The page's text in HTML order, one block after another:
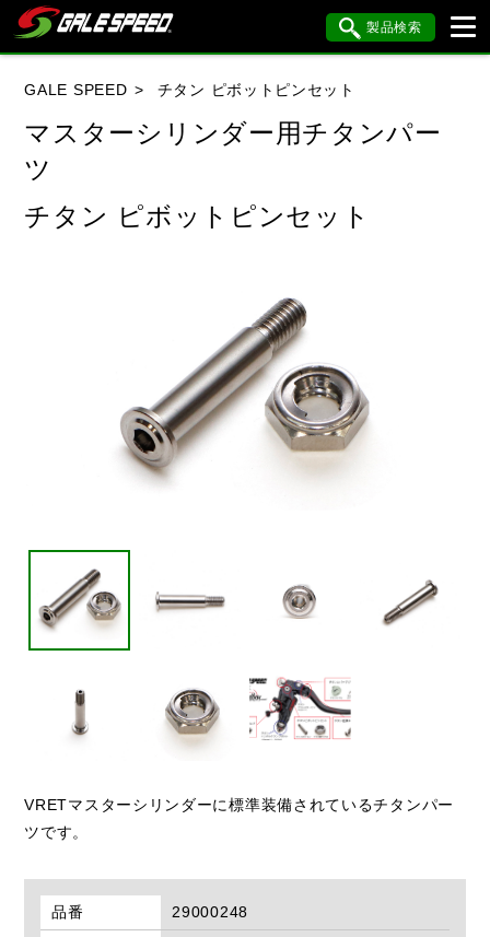
製品検索
閉じる
GALE SPEED チタン ピボットピンセット
マスターシリンダー用チタンパー
ツ
チタン ピボットピンセット
VRETマスターシリンダーに標準装備されているチタンパー
ツです。
品番
29000248